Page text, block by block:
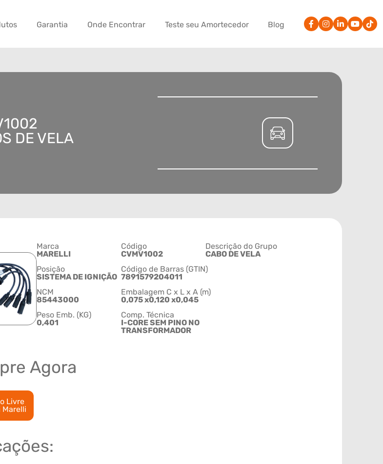
Garantia Onde Encontrar Teste seu Amortecedor Blog
DE VELA
Marca
MARELLI
Código
CVMV1002
Descrição do Grupo
CABO DE VELA
Posição
SISTEMA DE IGNIÇÃO
Código de Barras (GTIN)
7891579204011
NCM
85443000
Embalagem C x L x A (m)
0,075 x0,120 x0,045
Peso Emb. (KG)
0,401
Comp. Técnica
I-CORE SEM PINO NO
TRANSFORMADOR
Agora
Livre
Marelli